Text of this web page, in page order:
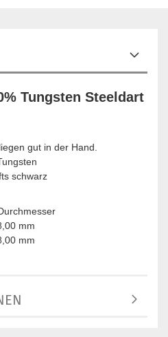
Tungsten Steeldart
gut in der Hand.
schwarz
mm
mm